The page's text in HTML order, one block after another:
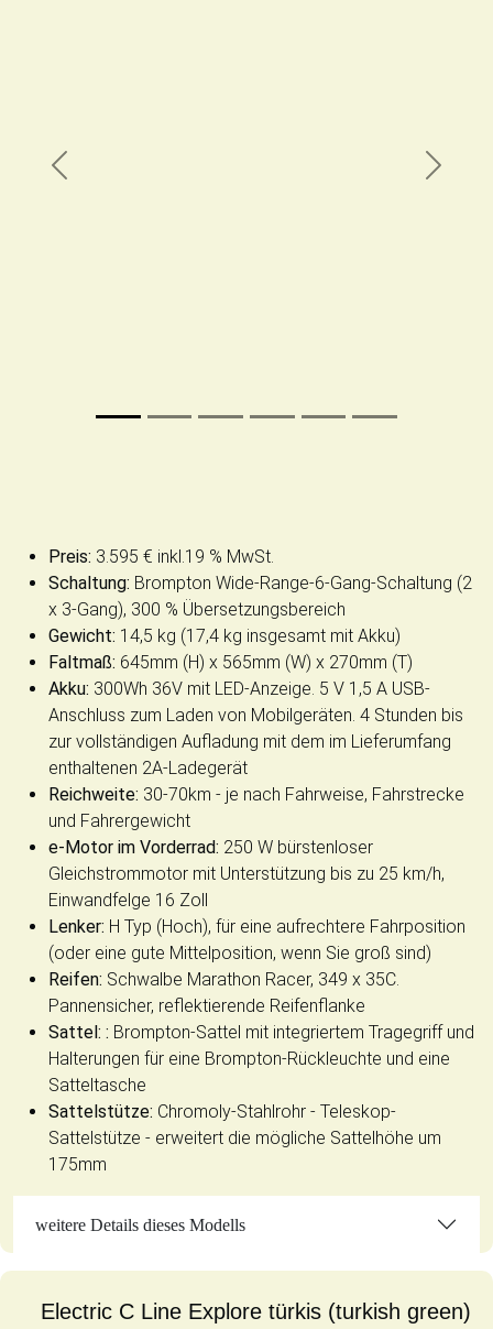
Previous Next
Preis: 3.595 € inkl.19 % MwSt.
Schaltung: Brompton Wide-Range-6-Gang-Schaltung (2
x 3-Gang), 300 % Übersetzungsbereich
Gewicht: 14,5 kg (17,4 kg insgesamt mit Akku)
Faltmaß: 645mm (H) x 565mm (W) x 270mm (T)
Akku: 300Wh 36V mit LED-Anzeige. 5 V 1,5 A USB-
Anschluss zum Laden von Mobilgeräten. 4 Stunden bis
zur vollständigen Aufladung mit dem im Lieferumfang
enthaltenen 2A-Ladegerät
Reichweite: 30-70km - je nach Fahrweise, Fahrstrecke
und Fahrergewicht
e-Motor im Vorderrad: 250 W bürstenloser
Gleichstrommotor mit Unterstützung bis zu 25 km/h,
Einwandfelge 16 Zoll
Lenker: H Typ (Hoch), für eine aufrechtere Fahrposition
(oder eine gute Mittelposition, wenn Sie groß sind)
Reifen: Schwalbe Marathon Racer, 349 x 35C.
Pannensicher, reflektierende Reifenflanke
Sattel: : Brompton-Sattel mit integriertem Tragegriff und
Halterungen für eine Brompton-Rückleuchte und eine
Satteltasche
Sattelstütze: Chromoly-Stahlrohr - Teleskop-
Sattelstütze - erweitert die mögliche Sattelhöhe um
175mm
weitere Details dieses Modells
Electric C Line Explore türkis (turkish green)